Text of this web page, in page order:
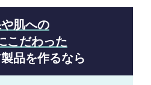
肌への
こだわった
品を作るなら